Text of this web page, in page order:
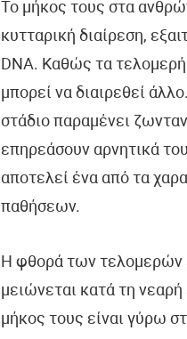
Το μήκος τους στα
κυτταρική διαίρεση,
DNA. Καθώς τα τελομερή
μπορεί να διαιρεθεί
στάδιο παραμένει
επηρεάσουν αρνητικά
αποτελεί ένα από τα
παθήσεων.
Η φθορά των τελομερών
μειώνεται κατά τη νεαρή
μήκος τους είναι γύρω